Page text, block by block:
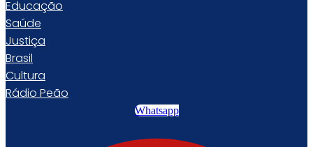
Educação
Saúde
Justiça
Brasil
Cultura
Rádio Peão
Whatsapp